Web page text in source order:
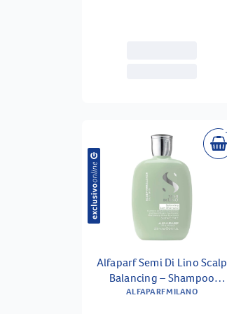
Alfaparf Semi Di Lino Scalp
Balancing – Shampoo
Revitalizante 250ml
ALFAPARF MILANO